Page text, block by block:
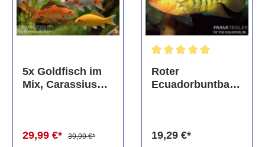
5x Goldfisch im
Mix, Carassius
29,99 €*
39,99 €*
Roter
Ecuadorbuntbars
19,29 €*